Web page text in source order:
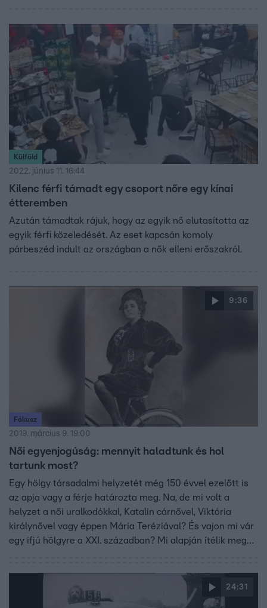
Külföld
2022. június 11. 16:44
Kilenc férfi támadt egy csoport nőre egy kínai
étteremben
Azután támadtak rájuk, hogy az egyik nő elutasította az
egyik férfi közeledését. Az eset kapcsán komoly
párbeszéd indult az országban a nők elleni erőszakról.
9:36
Fókusz
2019. március 9. 19:00
Női egyenjogúság: mennyit haladtunk és hol
tartunk most?
Egy hölgy társadalmi helyzetét még 150 évvel ezelőtt is
az apja vagy a férje határozta meg. Na, de mi volt a
helyzet a női uralkodókkal, Katalin cárnővel, Viktória
királynővel vagy éppen Mária Teréziával? És vajon mi vár
egy ifjú hölgyre a XXI. században? Mi alapján ítélik meg
férfiakkal? Hogy megértsük a kérdések súlyát, vissza kell
24:31